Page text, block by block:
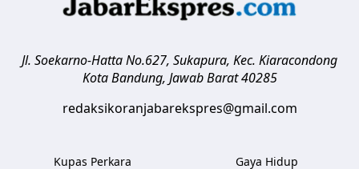
Jl. Soekarno-Hatta No.627, Sukapura, Kec. Kiaracondong
Kota Bandung, Jawab Barat 40285
redaksikoranjabarekspres@gmail.com
Kupas Perkara Gaya Hidup